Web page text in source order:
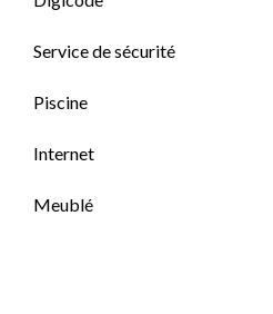
Service de sécurité
Piscine
Internet
Meublé